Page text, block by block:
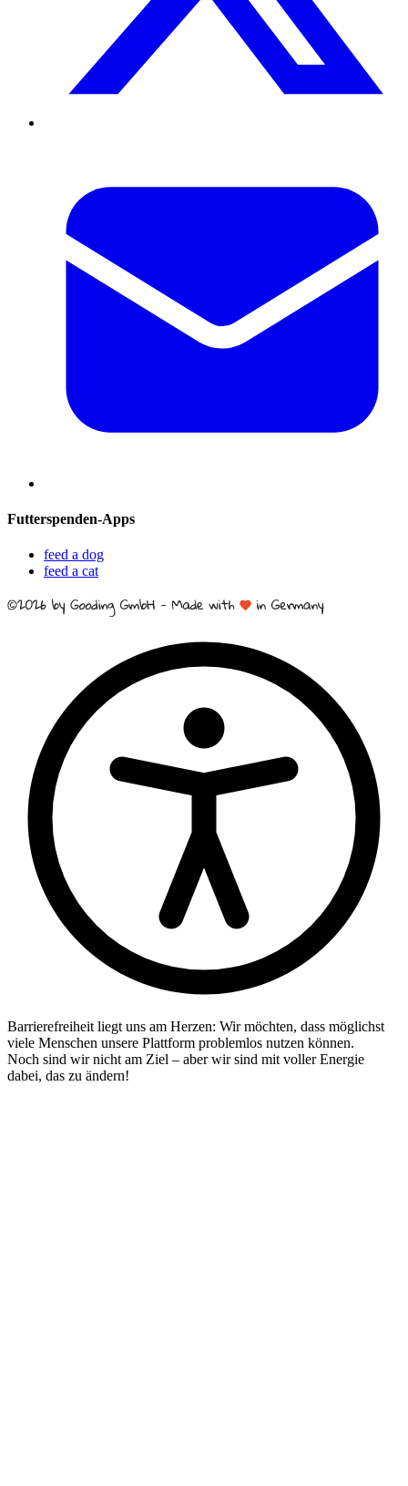
Futterspenden-Apps
feed a dog
feed a cat
Barrierefreiheit liegt uns am Herzen: Wir möchten, dass möglichst
viele Menschen unsere Plattform problemlos nutzen können.
Noch sind wir nicht am Ziel – aber wir sind mit voller Energie
dabei, das zu ändern!